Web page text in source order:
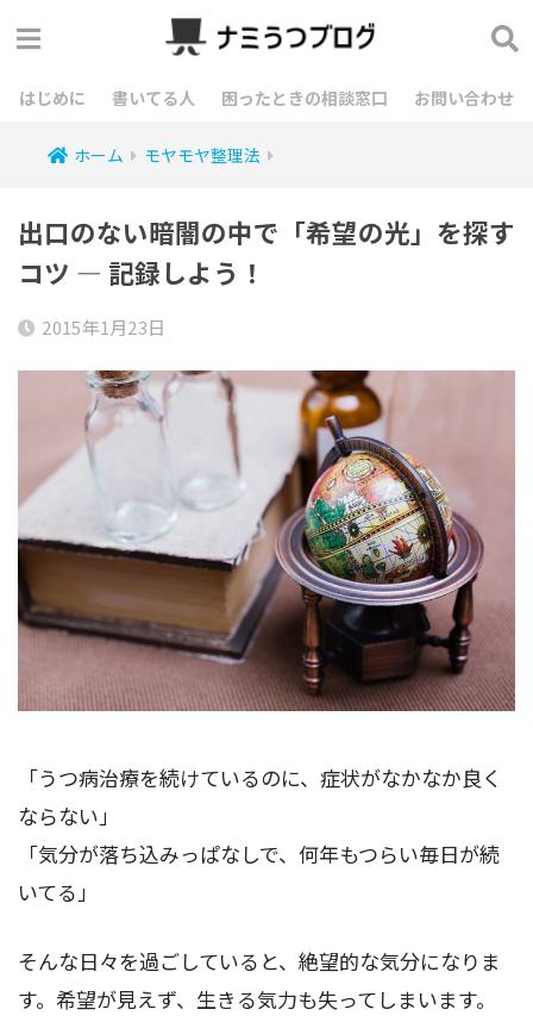
はじめに 書いてる人 困ったときの相談窓口 お問い合わせ
ホーム モヤモヤ整理法
出口のない暗闇の中で「希望の光」を探す
コツ ― 記録しよう！
2015年1月23日
「うつ病治療を続けているのに、症状がなかなか良く
ならない」
「気分が落ち込みっぱなしで、何年もつらい毎日が続
いてる」
そんな日々を過ごしていると、絶望的な気分になりま
す。希望が見えず、生きる気力も失ってしまいます。